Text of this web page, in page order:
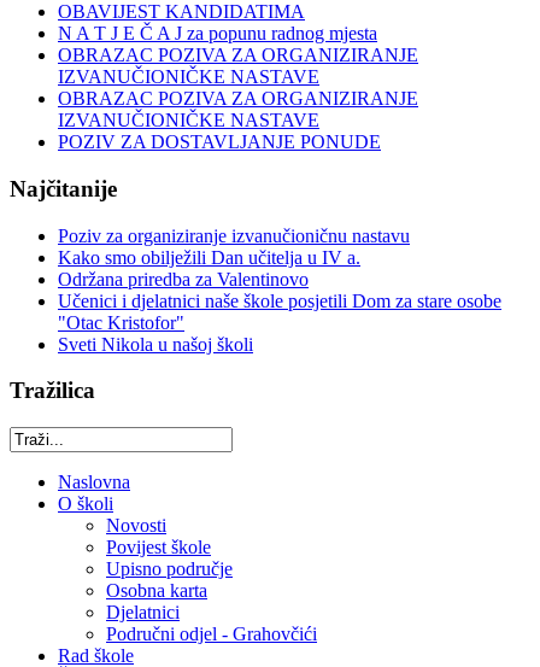
OBAVIJEST KANDIDATIMA
N A T J E Č A J za popunu radnog mjesta
OBRAZAC POZIVA ZA ORGANIZIRANJE
IZVANUČIONIČKE NASTAVE
OBRAZAC POZIVA ZA ORGANIZIRANJE
IZVANUČIONIČKE NASTAVE
POZIV ZA DOSTAVLJANJE PONUDE
Najčitanije
Poziv za organiziranje izvanučioničnu nastavu
Kako smo obilježili Dan učitelja u IV a.
Održana priredba za Valentinovo
Učenici i djelatnici naše škole posjetili Dom za stare osobe
"Otac Kristofor"
Sveti Nikola u našoj školi
Tražilica
Naslovna
O školi
Novosti
Povijest škole
Upisno područje
Osobna karta
Djelatnici
Područni odjel - Grahovčići
Rad škole